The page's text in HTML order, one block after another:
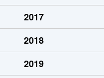
2017
2018
2019